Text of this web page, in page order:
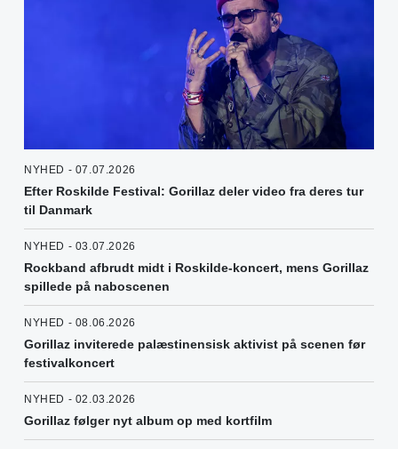
NYHED - 07.07.2026
Efter Roskilde Festival: Gorillaz deler video fra deres tur
til Danmark
NYHED - 03.07.2026
Rockband afbrudt midt i Roskilde-koncert, mens Gorillaz
spillede på naboscenen
NYHED - 08.06.2026
Gorillaz inviterede palæstinensisk aktivist på scenen før
festivalkoncert
NYHED - 02.03.2026
Gorillaz følger nyt album op med kortfilm